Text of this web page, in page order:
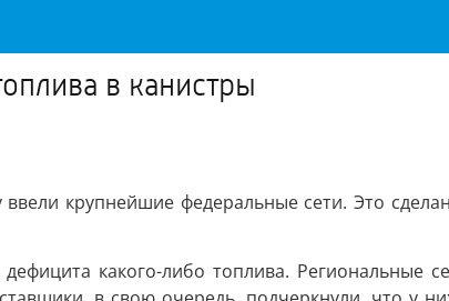
в канистры
крупнейшие федеральные сети. Это
какого-либо топлива. Региональные